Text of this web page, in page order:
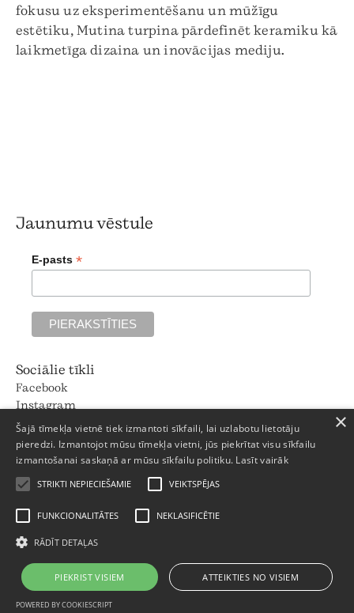
fokusu uz eksperimentēšanu un mūžīgu
estētiku, Mutina turpina pārdefinēt keramiku kā
laikmetīga dizaina un inovācijas mediju.
Jaunumu vēstule
E-pasts *
Sociālie tīkli
Facebook
Instagram
Pinterest
Strēlnieku iela 8, Rīga
+371 66011111
Darba dienās: 9 - 18
Svētdienās: -
© 2025 Trentini
×
Šajā tīmekļa vietnē tiek izmantoti sīkfaili, lai uzlabotu lietotāju
pieredzi. Izmantojot mūsu tīmekļa vietni, jūs piekrītat visu sīkfailu
izmantošanai saskaņā ar mūsu sīkfailu politiku. Lasīt vairāk
STRIKTI NEPIECIEŠAMIE VEIKTSPĒJAS
FUNKCIONALITĀTES NEKLASIFICĒTIE
RĀDĪT DETAĻAS
PIEKRIST VISIEM ATTEIKTIES NO VISIEM
POWERED BY COOKIESCRIPT